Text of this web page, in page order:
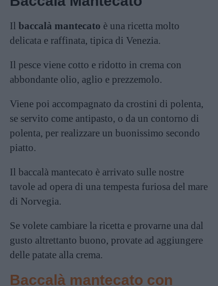
Il baccalà mantecato è una ricetta molto
delicata e raffinata, tipica di Venezia.
Il pesce viene cotto e ridotto in crema con
abbondante olio, aglio e prezzemolo.
Viene poi accompagnato da crostini di polenta,
se servito come antipasto, o da un contorno di
polenta, per realizzare un buonissimo secondo
piatto.
Il baccalà mantecato è arrivato sulle nostre
tavole ad opera di una tempesta furiosa del mare
di Norvegia.
Se volete cambiare la ricetta e provarne una dal
gusto altrettanto buono, provate ad aggiungere
delle patate alla crema.
Baccalà mantecato con